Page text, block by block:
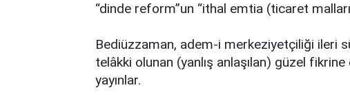
“dinde reform”un “ithal emtia (ticaret
Bediüzzaman, adem-i merkeziyetçiliği ileri
telâkki olunan (yanlış anlaşılan) güzel
yayınlar.